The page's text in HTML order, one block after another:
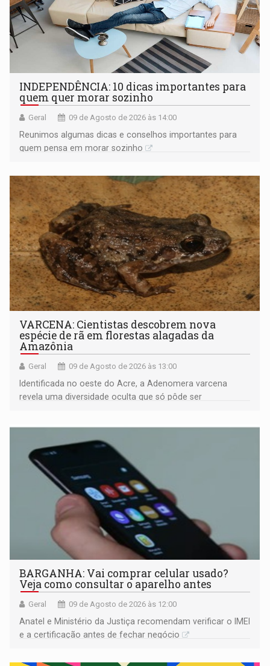
INDEPENDÊNCIA: 10 dicas importantes para
quem quer morar sozinho
Geral 09 de Agosto de 2026 às 14:00
Reunimos algumas dicas e conselhos importantes para
quem pensa em morar sozinho
VARCENA: Cientistas descobrem nova
espécie de rã em florestas alagadas da
Amazônia
Geral 09 de Agosto de 2026 às 13:00
Identificada no oeste do Acre, a Adenomera varcena
revela uma diversidade oculta que só pôde ser
BARGANHA: Vai comprar celular usado?
Veja como consultar o aparelho antes
Geral 09 de Agosto de 2026 às 12:00
Anatel e Ministério da Justiça recomendam verificar o IMEI
e a certificação antes de fechar negócio